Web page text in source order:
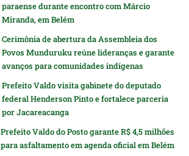
paraense durante encontro com Márcio
Miranda, em Belém
Cerimônia de abertura da Assembleia dos
Povos Munduruku reúne lideranças e garante
avanços para comunidades indígenas
Prefeito Valdo visita gabinete do deputado
federal Henderson Pinto e fortalece parceria
por Jacareacanga
Prefeito Valdo do Posto garante R$ 4,5 milhões
para asfaltamento em agenda oficial em Belém